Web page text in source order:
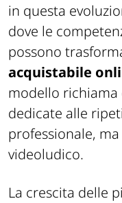
in questa
dove le
possono
acquistabile
modello
dedicate alle
professionale,
videoludico.
La crescita delle